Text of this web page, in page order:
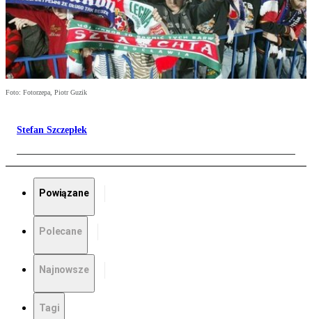
Foto: Fotorzepa, Piotr Guzik
Stefan Szczepłek
Powiązane
Polecane
Najnowsze
Tagi